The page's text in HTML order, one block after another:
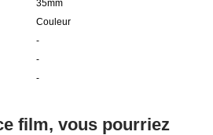
35mm
Couleur
-
-
-
film, vous pourriez